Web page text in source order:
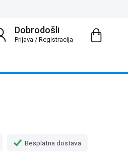
Dobrodošli
Prijava/ Registracija
Besplatna dostava